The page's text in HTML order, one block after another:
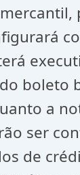
boleto
a
ser
de